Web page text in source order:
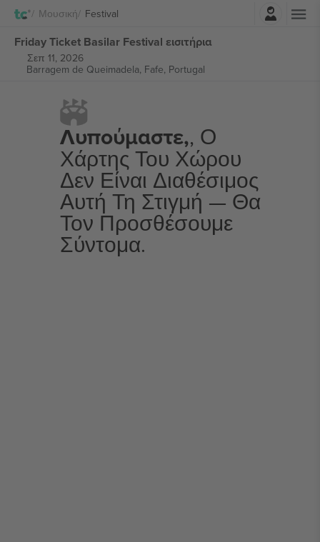
Μουσική Festival
Friday Ticket Basilar Festival εισιτήρια
Σεπ 11, 2026
Barragem de Queimadela, Fafe, Portugal
Λυπούμαστε,, Ο
Χάρτης Του Χώρου
Δεν Είναι Διαθέσιμος
Αυτή Τη Στιγμή — Θα
Τον Προσθέσουμε
Σύντομα.